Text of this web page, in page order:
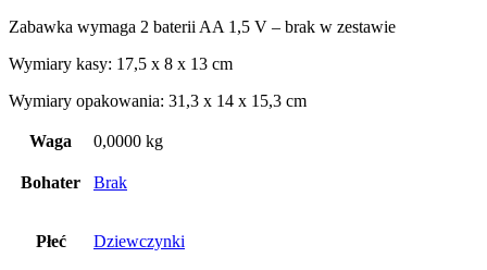
Zabawka wymaga 2 baterii AA 1,5 V – brak w zestawie
Wymiary kasy: 17,5 x 8 x 13 cm
Wymiary opakowania: 31,3 x 14 x 15,3 cm
Waga 0,0000 kg
Bohater Brak
Płeć Dziewczynki